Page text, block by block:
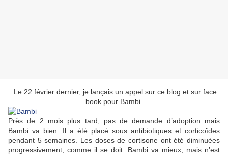
Le 22 février dernier, je lançais un appel sur ce blog et sur face
book pour Bambi.
Près de 2 mois plus tard, pas de demande d’adoption mais
Bambi va bien. Il a été placé sous antibiotiques et corticoïdes
pendant 5 semaines. Les doses de cortisone ont été diminuées
progressivement, comme il se doit. Bambi va mieux, mais n’est